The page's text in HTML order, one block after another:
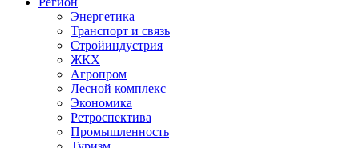
Энергетика
Транспорт и связь
Стройиндустрия
ЖКХ
Агропром
Лесной комплекс
Экономика
Ретроспектива
Промышленность